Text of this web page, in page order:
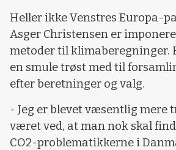
Heller ikke Venstres Europa-
Asger Christensen er imponeret
metoder til klimaberegninger.
en smule trøst med til
efter beretninger og valg.
- Jeg er blevet væsentlig mere
været ved, at man nok skal
CO2-problematikkerne i